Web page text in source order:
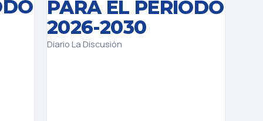
PARA EL PERÍODO
2026-2030
Diario La Discusión